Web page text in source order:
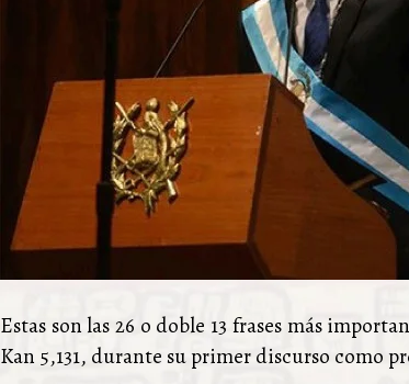
Estas son las 26 o doble 13 frases más
Kan 5,131, durante su primer discurso como